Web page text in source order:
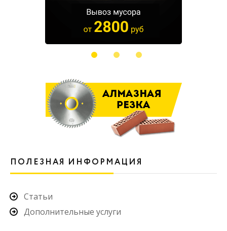
ПОЛЕЗНАЯ ИНФОРМАЦИЯ
Статьи
Дополнительные услуги